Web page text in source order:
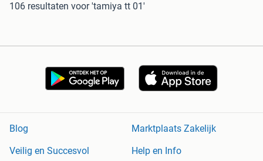
106 resultaten voor 'tamiya tt 01'
Blog
Marktplaats Zakelijk
Veilig en Succesvol
Help en Info